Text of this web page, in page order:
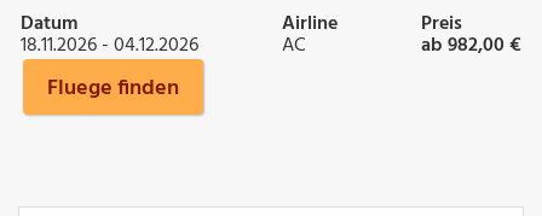
Datum
18.11.2026 - 04.12.2026
Airline
AC
Preis
ab 982,00 €
Fluege finden